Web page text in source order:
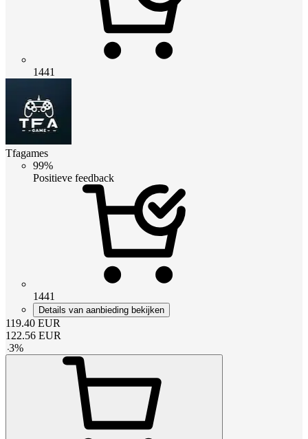
1441
Tfagames
99%
Positieve feedback
1441
Details van aanbieding bekijken
119.40 EUR
122.56 EUR
-3%